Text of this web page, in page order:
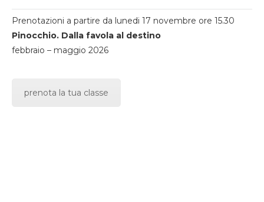
Prenotazioni a partire da lunedi 17 novembre ore 15.30
Pinocchio. Dalla favola al destino
febbraio – maggio 2026
prenota la tua classe